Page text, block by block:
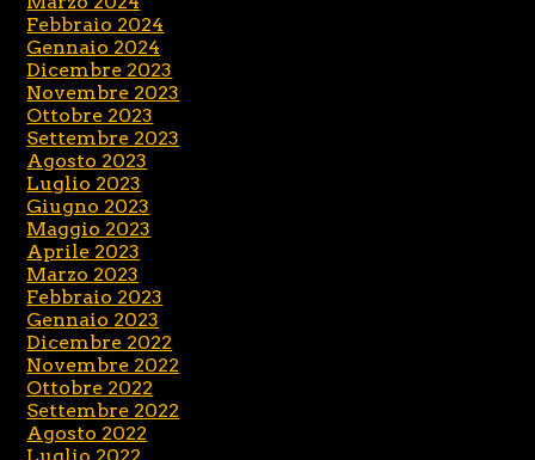
Febbraio 2024
Gennaio 2024
Dicembre 2023
Novembre 2023
Ottobre 2023
Settembre 2023
Agosto 2023
Luglio 2023
Giugno 2023
Maggio 2023
Aprile 2023
Marzo 2023
Febbraio 2023
Gennaio 2023
Dicembre 2022
Novembre 2022
Ottobre 2022
Settembre 2022
Agosto 2022